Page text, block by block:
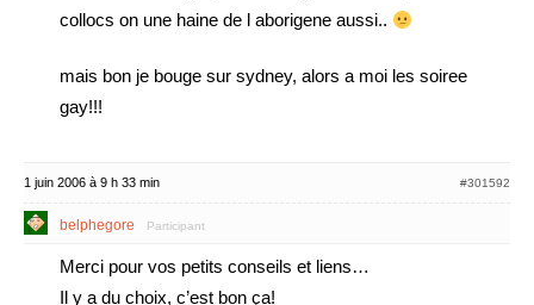
collocs on une haine de l aborigene aussi..
mais bon je bouge sur sydney, alors a moi les soiree
gay!!!
1 juin 2006 à 9 h 33 min #301592
belphegore Participant
Merci pour vos petits conseils et liens…
Il y a du choix, c’est bon ça!